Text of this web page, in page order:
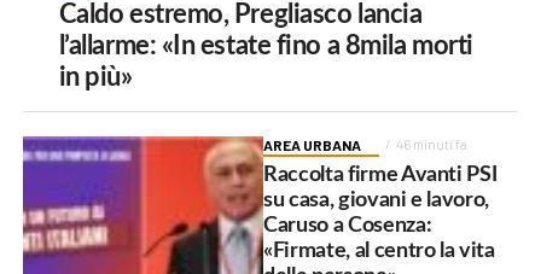
Caldo estremo, Pregliasco lancia
l’allarme: «In estate fino a 8mila morti
in più»
AREA URBANA 46 minuti fa
Raccolta firme Avanti PSI
su casa, giovani e lavoro,
Caruso a Cosenza:
«Firmate, al centro la vita